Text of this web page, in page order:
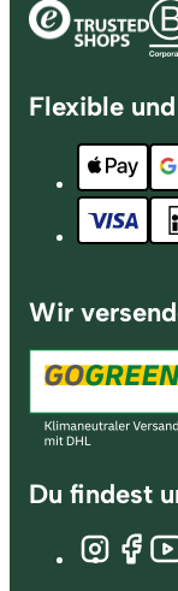
Flexible
Wir
Du findest